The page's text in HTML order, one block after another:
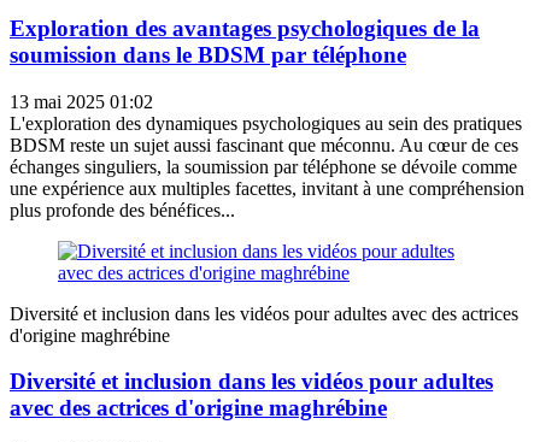
Exploration des avantages psychologiques de la
soumission dans le BDSM par téléphone
13 mai 2025 01:02
L'exploration des dynamiques psychologiques au sein des pratiques
BDSM reste un sujet aussi fascinant que méconnu. Au cœur de ces
échanges singuliers, la soumission par téléphone se dévoile comme
une expérience aux multiples facettes, invitant à une compréhension
plus profonde des bénéfices...
Diversité et inclusion dans les vidéos pour adultes avec des actrices
d'origine maghrébine
Diversité et inclusion dans les vidéos pour adultes
avec des actrices d'origine maghrébine